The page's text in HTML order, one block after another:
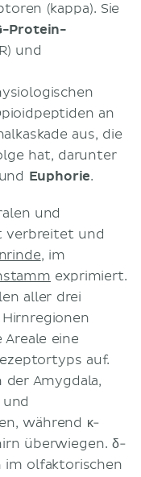
(kappa). Sie
Protein-
und
an
aus, die
hat, darunter
und Euphorie.
und
verbreitet und
, im
exprimiert.
aller drei
eine
auf.
Amygdala,
und
während κ-
überwiegen. δ-
im olfaktorischen